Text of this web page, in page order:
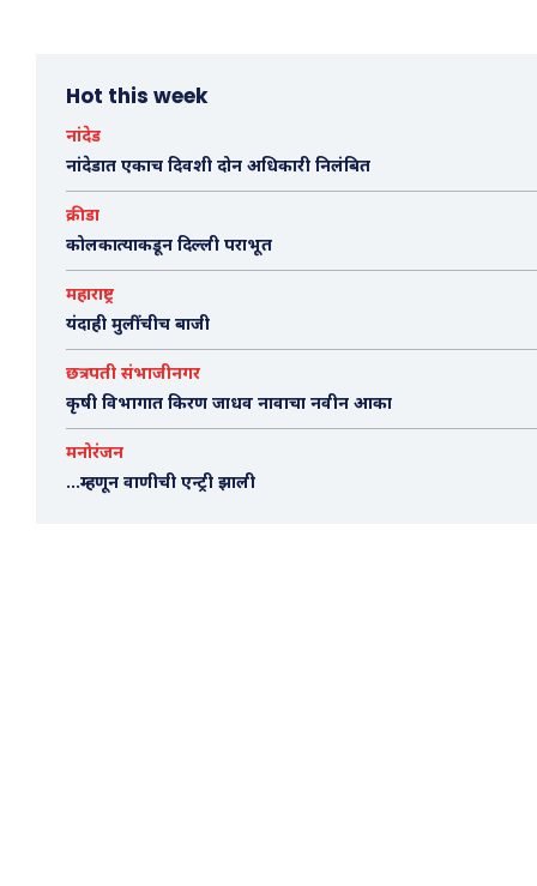
Hot this week
नांदेड
नांदेडात एकाच दिवशी दोन अधिकारी निलंबित
क्रीडा
कोलकात्याकडून दिल्ली पराभूत
महाराष्ट्र
यंदाही मुलींचीच बाजी
छत्रपती संभाजीनगर
कृषी विभागात किरण जाधव नावाचा नवीन आका
मनोरंजन
…म्हणून वाणीची एन्ट्री झाली